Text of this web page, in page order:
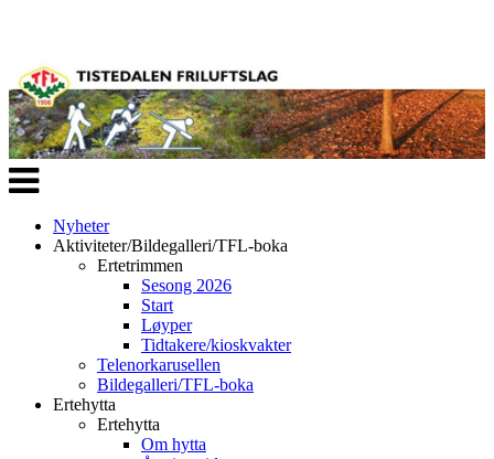
Veksle
navigasjon
Nyheter
Aktiviteter/Bildegalleri/TFL-boka
Ertetrimmen
Sesong 2026
Start
Løyper
Tidtakere/kioskvakter
Telenorkarusellen
Bildegalleri/TFL-boka
Ertehytta
Ertehytta
Om hytta